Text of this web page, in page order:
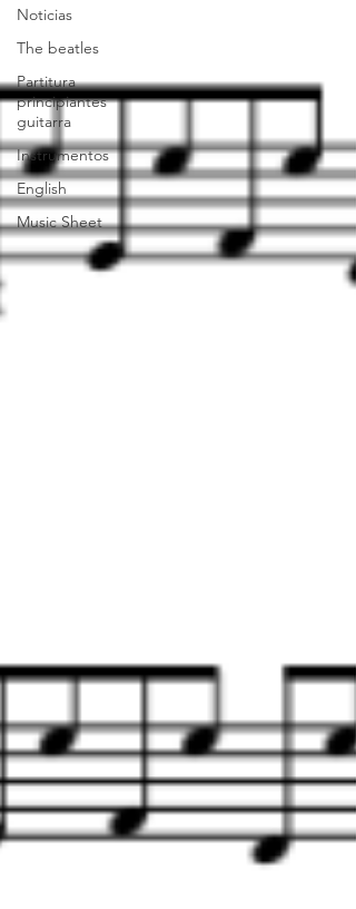
Noticias
The beatles
Partitura
principiantes
guitarra
Instrumentos
English
Music Sheet